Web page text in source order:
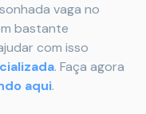
vaga no
bastante
com isso
. Faça agora
aqui.